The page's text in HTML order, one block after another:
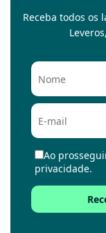
Receba todos os
Ao
privacidade.